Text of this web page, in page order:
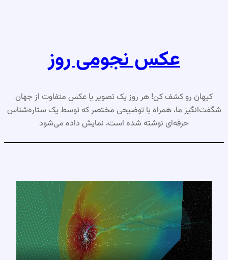
عکس نجومی روز
کیهان رو کشف کن! هر روز یک تصویر یا عکس متفاوت از جهان
شگفت‌انگیز ما، همراه با توضیحی مختصر که توسط یک ستاره‌شناس
حرفه‌ای نوشته شده است، نمایش داده می‌شود